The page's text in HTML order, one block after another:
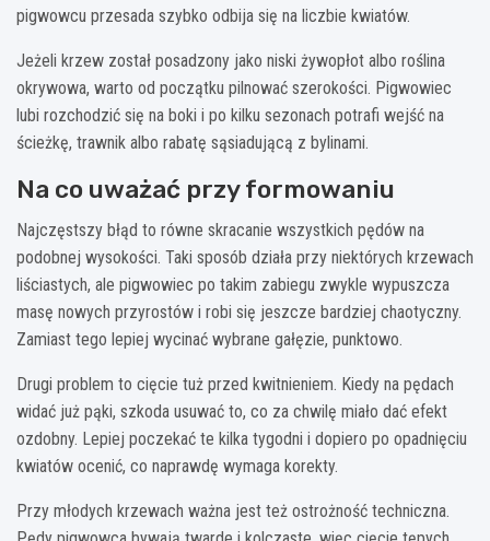
pigwowcu przesada szybko odbija się na liczbie kwiatów.
Jeżeli krzew został posadzony jako niski żywopłot albo roślina
okrywowa, warto od początku pilnować szerokości. Pigwowiec
lubi rozchodzić się na boki i po kilku sezonach potrafi wejść na
ścieżkę, trawnik albo rabatę sąsiadującą z bylinami.
Na co uważać przy formowaniu
Najczęstszy błąd to równe skracanie wszystkich pędów na
podobnej wysokości. Taki sposób działa przy niektórych krzewach
liściastych, ale pigwowiec po takim zabiegu zwykle wypuszcza
masę nowych przyrostów i robi się jeszcze bardziej chaotyczny.
Zamiast tego lepiej wycinać wybrane gałęzie, punktowo.
Drugi problem to cięcie tuż przed kwitnieniem. Kiedy na pędach
widać już pąki, szkoda usuwać to, co za chwilę miało dać efekt
ozdobny. Lepiej poczekać te kilka tygodni i dopiero po opadnięciu
kwiatów ocenić, co naprawdę wymaga korekty.
Przy młodych krzewach ważna jest też ostrożność techniczna.